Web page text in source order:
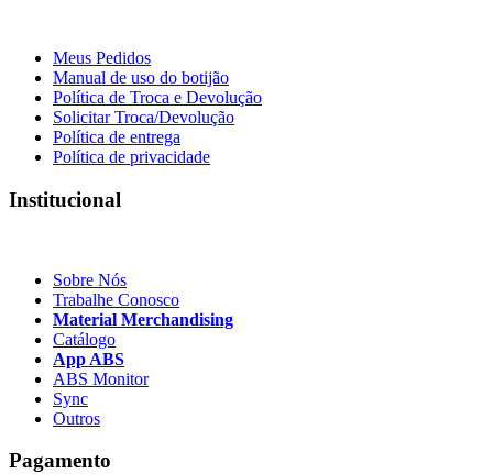
Meus Pedidos
Manual de uso do botijão
Política de Troca e Devolução
Solicitar Troca/Devolução
Política de entrega
Política de privacidade
Institucional
Sobre Nós
Trabalhe Conosco
Material Merchandising
Catálogo
App ABS
ABS Monitor
Sync
Outros
Pagamento